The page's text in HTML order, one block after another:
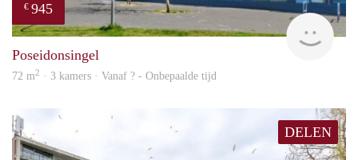
€ 945
rent
Poseidonsingel
72 m2 · 3 kamers · Vanaf ? - Onbepaalde tijd
DELEN